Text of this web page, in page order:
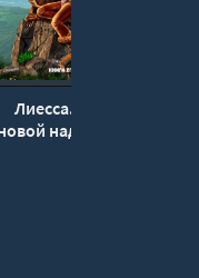
Лиесса. Свет
надежды -